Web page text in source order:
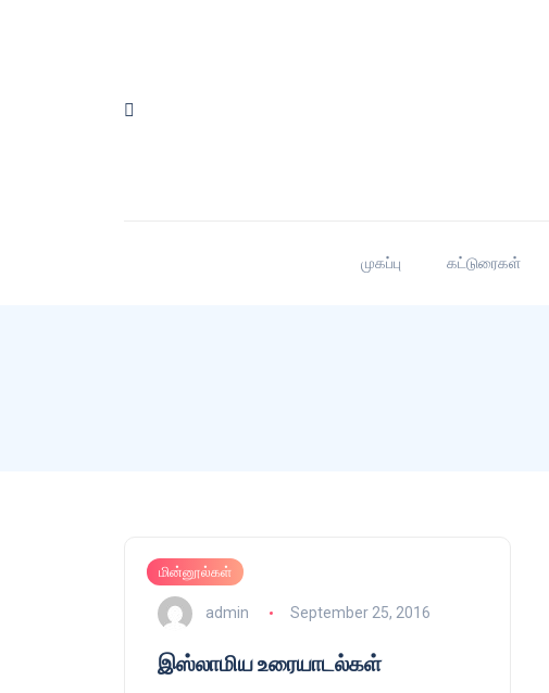
முகப்பு கட்டுரைகள்
மின்னூல்கள்
admin September 25, 2016
இஸ்லாமிய உரையாடல்கள்